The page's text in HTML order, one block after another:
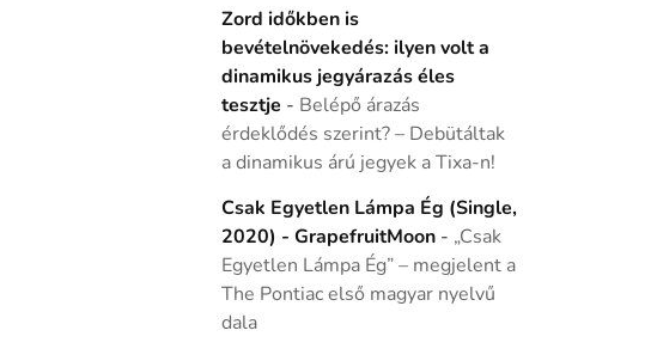
Zord időkben is
bevételnövekedés: ilyen volt a
dinamikus jegyárazás éles
tesztje - Belépő árazás
érdeklődés szerint? – Debütáltak
a dinamikus árú jegyek a Tixa-n!
Csak Egyetlen Lámpa Ég (Single,
2020) - GrapefruitMoon- „Csak
Egyetlen Lámpa Ég” – megjelent a
The Pontiac első magyar nyelvű
dala